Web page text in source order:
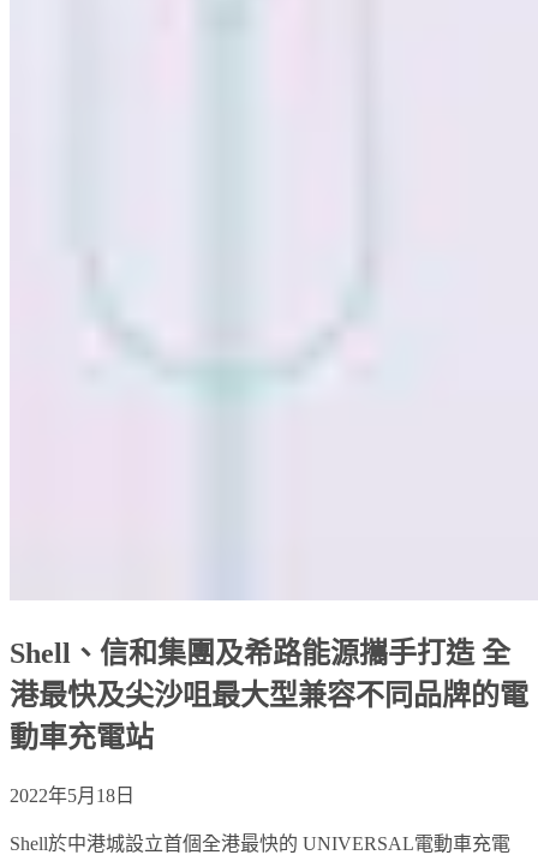
Shell、信和集團及希路能源攜手打造 全
港最快及尖沙咀最大型兼容不同品牌的電
動車充電站
2022年5月18日
Shell於中港城設立首個全港最快的 UNIVERSAL電動車充電